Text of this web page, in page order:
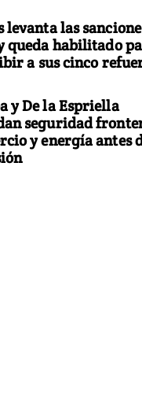
levanta las
queda habilitado
a sus cinco
y De la Espriella
seguridad
y energía antes